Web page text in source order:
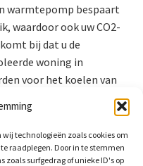
technologieën zoals cookies om
raadplegen. Door in te stemmen
zoals surfgedrag of unieke ID's op
warmtepomp bespaart
waardoor ook uw CO2-
bij dat u de
woning in
voor het koelen van